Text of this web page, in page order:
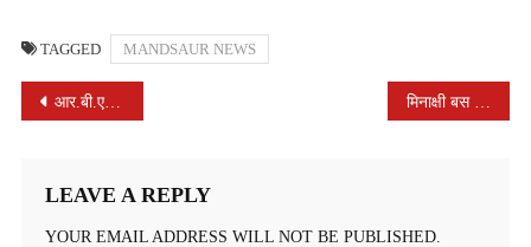
TAGGED MANDSAUR NEWS
POST
आर.बी.एस.के. तहत वंशिका व यश का क्लब फुट (तिरछे पैर) का हुआ निःशुल्क उपचार
LEAVE A REPLY
YOUR EMAIL ADDRESS WILL NOT BE PUBLISHED.